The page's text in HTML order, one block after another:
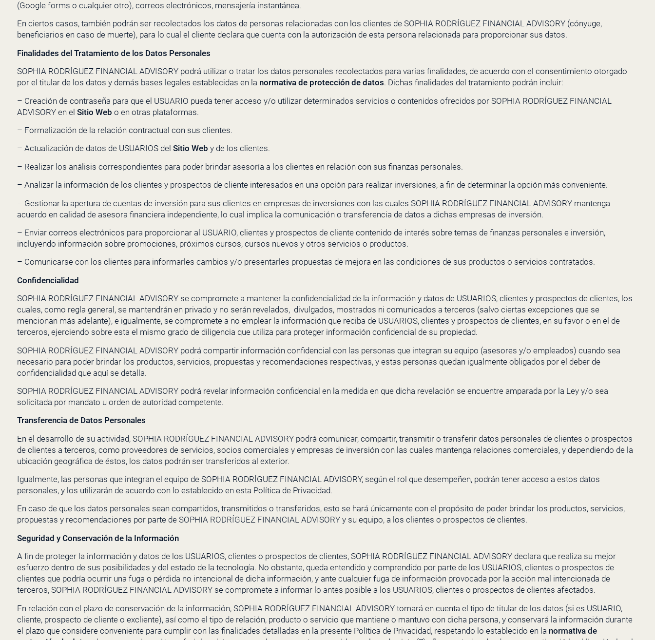
(Google forms o cualquier otro), correos electrónicos, mensajería instantánea.
En ciertos casos, también podrán ser recolectados los datos de personas relacionadas con los clientes deSOPHIA RODRÍGUEZ FINANCIAL ADVISORY (cónyuge,
beneficiarios en caso de muerte), para lo cual el cliente declara que cuenta con la autorización de esta persona relacionada para proporcionar sus datos.
Finalidades del Tratamiento de los Datos Personales
SOPHIA RODRÍGUEZ FINANCIAL ADVISORY podrá utilizar o tratar los datos personales recolectados para varias finalidades, de acuerdo con el consentimiento otorgado
por el titular de los datos y demás bases legales establecidas en la normativa de protección de datos. Dichas finalidades del tratamiento podrán incluir:
– Creación de contraseña para que el USUARIO pueda tener acceso y/o utilizar determinados servicios o contenidos ofrecidos porSOPHIA RODRÍGUEZ FINANCIAL
ADVISORY en elSitio Web o en otras plataformas.
– Formalización de la relación contractual con sus clientes.
– Actualización de datos de USUARIOS delSitio Web y de los clientes.
– Realizar los análisis correspondientes para poder brindar asesoría a los clientes en relación con sus finanzas personales.
– Analizar la información de los clientes y prospectos de cliente interesados en una opción para realizar inversiones, a fin de determinar la opción más conveniente.
– Gestionar la apertura de cuentas de inversión para sus clientes en empresas de inversiones con las cualesSOPHIA RODRÍGUEZ FINANCIAL ADVISORY mantenga
acuerdo en calidad de asesora financiera independiente, lo cual implica la comunicación o transferencia de datos a dichas empresas de inversión.
– Enviar correos electrónicos para proporcionar al USUARIO, clientes y prospectos de cliente contenido de interés sobre temas de finanzas personales e inversión,
incluyendo información sobre promociones, próximos cursos, cursos nuevos y otros servicios o productos.
– Comunicarse con los clientes para informarles cambios y/o presentarles propuestas de mejora en las condiciones de sus productos o servicios contratados.
Confidencialidad
SOPHIA RODRÍGUEZ FINANCIAL ADVISORY se compromete a mantener la confidencialidad de la información y datos de USUARIOS, clientes y prospectos de clientes, los
cuales, como regla general, se mantendrán en privado y no serán revelados, divulgados, mostrados ni comunicados a terceros (salvo ciertas excepciones que se
mencionan más adelante), e igualmente, se compromete a no emplear la información que reciba de USUARIOS, clientes y prospectos de clientes, en su favor o en el de
terceros, ejerciendo sobre esta el mismo grado de diligencia que utiliza para proteger información confidencial de su propiedad.
SOPHIA RODRÍGUEZ FINANCIAL ADVISORY podrá compartir información confidencial con las personas que integran su equipo (asesores y/o empleados) cuando sea
necesario para poder brindar los productos, servicios, propuestas y recomendaciones respectivas, y estas personas quedan igualmente obligados por el deber de
confidencialidad que aquí se detalla.
SOPHIA RODRÍGUEZ FINANCIAL ADVISORY podrá revelar información confidencial en la medida en que dicha revelación se encuentre amparada por la Ley y/o sea
solicitada por mandato u orden de autoridad competente.
Transferencia de Datos Personales
En el desarrollo de su actividad,SOPHIA RODRÍGUEZ FINANCIAL ADVISORY podrá comunicar, compartir, transmitir o transferir datos personales de clientes o prospectos
de clientes a terceros, como proveedores de servicios, socios comerciales y empresas de inversión con las cuales mantenga relaciones comerciales, y dependiendo de la
ubicación geográfica de éstos, los datos podrán ser transferidos al exterior.
Igualmente, las personas que integran el equipo deSOPHIA RODRÍGUEZ FINANCIAL ADVISORY, según el rol que desempeñen, podrán tener acceso a estos datos
personales, y los utilizarán de acuerdo con lo establecido en esta Política de Privacidad.
En caso de que los datos personales sean compartidos, transmitidos o transferidos, esto se hará únicamente con el propósito de poder brindar los productos, servicios,
propuestas y recomendaciones por parte deSOPHIA RODRÍGUEZ FINANCIAL ADVISORY y su equipo, a los clientes o prospectos de clientes.
Seguridad y Conservación de la Información
A fin de proteger la información y datos de los USUARIOS, clientes o prospectos de clientes,SOPHIA RODRÍGUEZ FINANCIAL ADVISORY declara que realiza su mejor
esfuerzo dentro de sus posibilidades y del estado de la tecnología. No obstante, queda entendido y comprendido por parte de los USUARIOS, clientes o prospectos de
clientes que podría ocurrir una fuga o pérdida no intencional de dicha información, y ante cualquier fuga de información provocada por la acción mal intencionada de
terceros,SOPHIA RODRÍGUEZ FINANCIAL ADVISORY se compromete a informar lo antes posible a los USUARIOS, clientes o prospectos de clientes afectados.
En relación con el plazo de conservación de la información,SOPHIA RODRÍGUEZ FINANCIAL ADVISORY tomará en cuenta el tipo de titular de los datos (si es USUARIO,
cliente, prospecto de cliente o excliente), así como el tipo de relación, producto o servicio que mantiene o mantuvo con dicha persona, y conservará la información durante
el plazo que considere conveniente para cumplir con las finalidades detalladas en la presente Política de Privacidad, respetando lo establecido en la normativa de